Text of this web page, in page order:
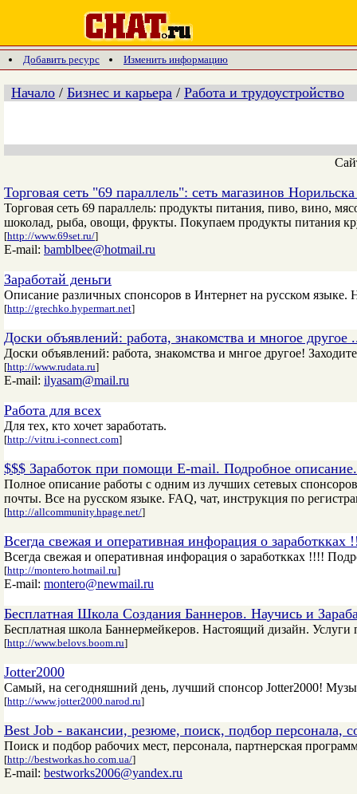
Добавить ресурс Изменить информацию
Начало / Бизнес и карьера / Работа и трудоустройство
Торговая сеть "69 параллель": сеть магазинов
Торговая сеть 69 параллель: продукты питания, пиво, вино,
шоколад, рыба, овощи, фрукты. Покупаем продукты питания
[http://www.69set.ru/]
E-mail: bamblbee@hotmail.ru
Заработай деньги
Описание различных спонсоров в Интернет на русском языке.
[http://grechko.hypermart.net]
Доски объявлений: работа, знакомства и многое другое
Доски объявлений: работа, знакомства и мнгое другое!
[http://www.rudata.ru]
E-mail: ilyasam@mail.ru
Работа для всех
Для тех, кто хочет заработать.
[http://vitru.i-connect.com]
$$$ Заработок при помощи E-mail. Подробное
Полное описание работы с одним из лучших сетевых
почты. Все на русском языке. FAQ, чат, инструкция по
[http://allcommunity.hpage.net/]
Всегда свежая и оперативная инфорация о заработкках
Всегда свежая и оперативная инфорация о заработкках !!!!
[http://montero.hotmail.ru]
E-mail: montero@newmail.ru
Бесплатная Школа Создания Баннеров. Научись и
Бесплатная школа Баннермейкеров. Настоящий дизайн. Услуги
[http://www.belovs.boom.ru]
Jotter2000
Самый, на сегодняшний день, лучший спонсор Jotter2000!
[http://www.jotter2000.narod.ru]
Best Job - вакансии, резюме, поиск, подбор персонала,
Поиск и подбор рабочих мест, персонала, партнерская
[http://bestworkas.ho.com.ua/]
E-mail: bestworks2006@yandex.ru